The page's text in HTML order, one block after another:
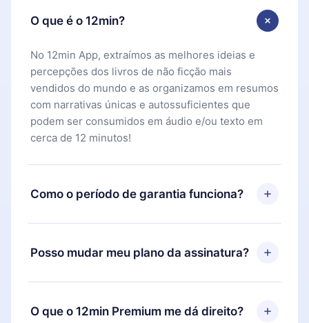
O que é o 12min?
No 12min App, extraímos as melhores ideias e
percepções dos livros de não ficção mais
vendidos do mundo e as organizamos em resumos
com narrativas únicas e autossuficientes que
podem ser consumidos em áudio e/ou texto em
cerca de 12 minutos!
Como o período de garantia funciona?
Você pode baixar nosso aplicativo e começar a
aproveitar nossa biblioteca. Se por algum motivo
não ficar satisfeito com nossa plataforma, basta
e solicitar o reembolso do valor. Você receberá
Posso mudar meu plano da assinatura?
Sim, mas a mudança só se aplicará a partir do
próximo período de cobrança. Por exemplo, se
você decidiu mudar sua assinatura mensal para
O que o 12min Premium me dá direito?